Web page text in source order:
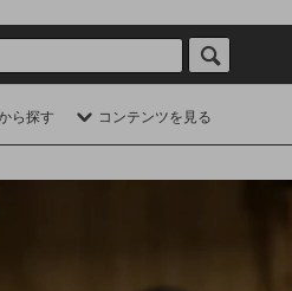
ら探す コンテンツを見る